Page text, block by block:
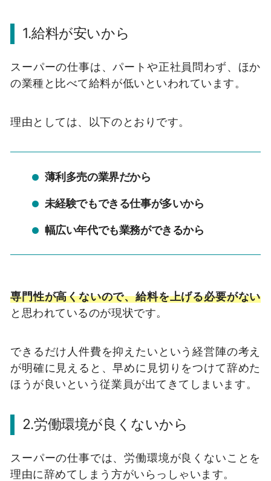
1.給料が安いから
スーパーの仕事は、パートや正社員問わず、ほか
の業種と比べて給料が低いといわれています。
理由としては、以下のとおりです。
薄利多売の業界だから
未経験でもできる仕事が多いから
幅広い年代でも業務ができるから
専門性が高くないので、給料を上げる必要がない
と思われているのが現状です。
できるだけ人件費を抑えたいという経営陣の考え
が明確に見えると、早めに見切りをつけて辞めた
ほうが良いという従業員が出てきてしまいます。
2.労働環境が良くないから
スーパーの仕事では、労働環境が良くないことを
理由に辞めてしまう方がいらっしゃいます。